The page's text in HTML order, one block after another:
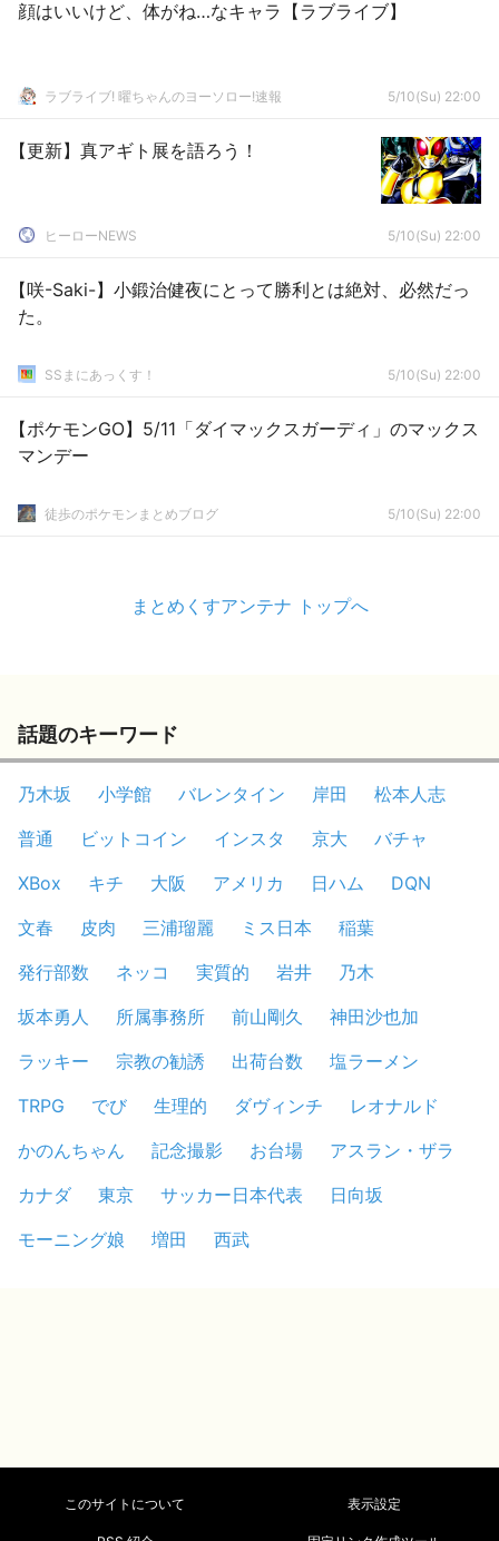
顔はいいけど、体がね…なキャラ【ラブライブ】
ラブライブ! 曜ちゃんのヨーソロー!速報 5/10(Su) 22:00
【更新】真アギト展を語ろう！
ヒーローNEWS 5/10(Su) 22:00
【咲-Saki-】小鍛治健夜にとって勝利とは絶対、必然だっ
た。
SSまにあっくす！ 5/10(Su) 22:00
【ポケモンGO】5/11「ダイマックスガーディ」のマックス
マンデー
徒歩のポケモンまとめブログ 5/10(Su) 22:00
まとめくすアンテナ トップへ
話題のキーワード
乃木坂 小学館 バレンタイン 岸田
松本人志
普通
ビットコイン インスタ 京大
バチャ
XBox
キチ 大阪 アメリカ 日ハム
DQN
文春
皮肉 三浦瑠麗 ミス日本
稲葉
発行部数
ネッコ 実質的 岩井
乃木
坂本勇人
所属事務所 前山剛久
神田沙也加
ラッキー
宗教の勧誘 出荷台数
塩ラーメン
TRPG
でび 生理的 ダヴィンチ
レオナルド
かのんちゃん
記念撮影 お台場
アスラン・ザラ
カナダ
東京 サッカー日本代表
日向坂
モーニング娘
増田 西武
このサイトについて 表示設定